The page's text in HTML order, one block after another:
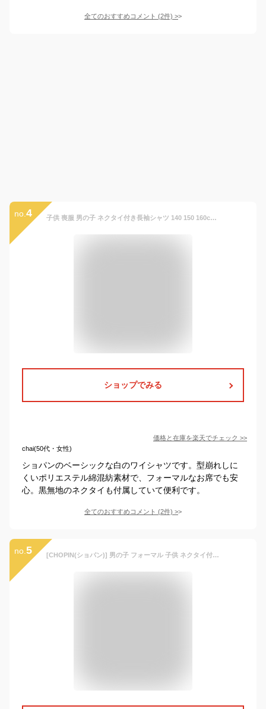
全てのおすすめコメント (2件) >
no. 4 子供 喪服 男の子 ネクタイ付き長袖シャツ 140 150 160cm(8893-5600) CHOPIN/ショパン[ジュニア フォーマル 冠婚葬祭 発表会 合唱コンクール 衣装 小学校 卒業式 中学校 受験 法事 葬式 通学 白 ホワイト 無地]
ショップでみる
価格と在庫を楽天でチェック >>
chai(50代・女性)
ショパンのベーシックな白のワイシャツです。型崩れしに
くいポリエステル綿混紡素材で、フォーマルなお席でも安
心。黒無地のネクタイも付属していて便利です。
全てのおすすめコメント (2件) >
no. 5 [CHOPIN(ショパン)] 男の子 フォーマル 子供 ネクタイ付き シャツ 長袖 ジュニア 8893-5600 (ホワイト, 150)